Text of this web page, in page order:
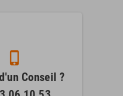
phone_iphone
Conseil ?